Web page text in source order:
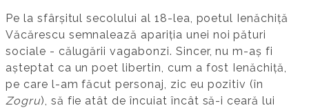
Pe la sfârșitul secolului al 18-lea, poetul Ienăchiță
Văcărescu semnalează apariția unei noi pături
sociale - călugării vagabonzi. Sincer, nu m-aș fi
așteptat ca un poet libertin, cum a fost Ienăchiță,
pe care l-am făcut personaj, zic eu pozitiv (în
Zogru), să fie atât de încuiat încât să-i ceară lui